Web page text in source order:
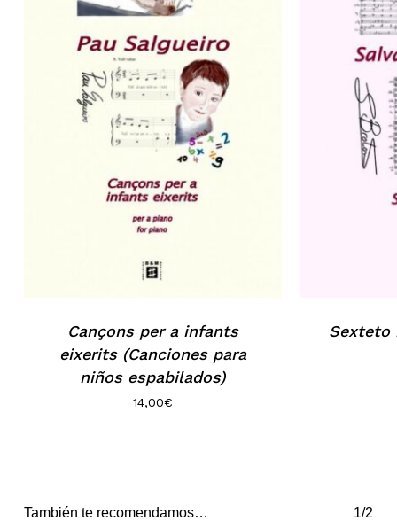
Cançons per a infants
eixerits (Canciones para
niños espabilados)
14,00€
Sexteto
También te recomendamos… 1/2